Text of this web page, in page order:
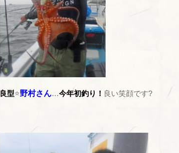
良型⭐野村さん…今年初釣り！ 良い笑顔です?